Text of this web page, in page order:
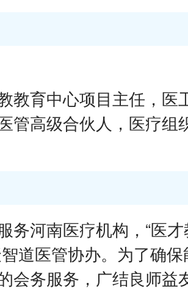
教育中心项目主任，医
管高级合伙人，医疗组
务河南医疗机构，“医
道医管协办。为了确
会务服务，广结良师益